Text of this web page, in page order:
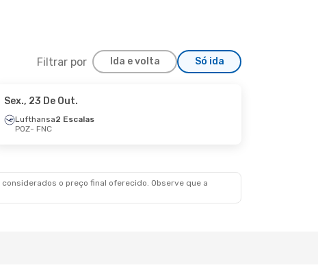
Filtrar por Ida e volta Só ida
Sex., 23 De Out.
Lufthansa2 Escalas
POZ- FNC
o preço final oferecido. Observe que a